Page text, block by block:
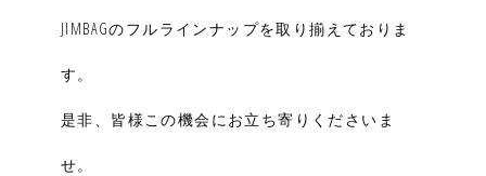
JIMBAGのフルラインナップを取り揃えておりま
す。
是非、皆様この機会にお立ち寄りくださいま
せ。